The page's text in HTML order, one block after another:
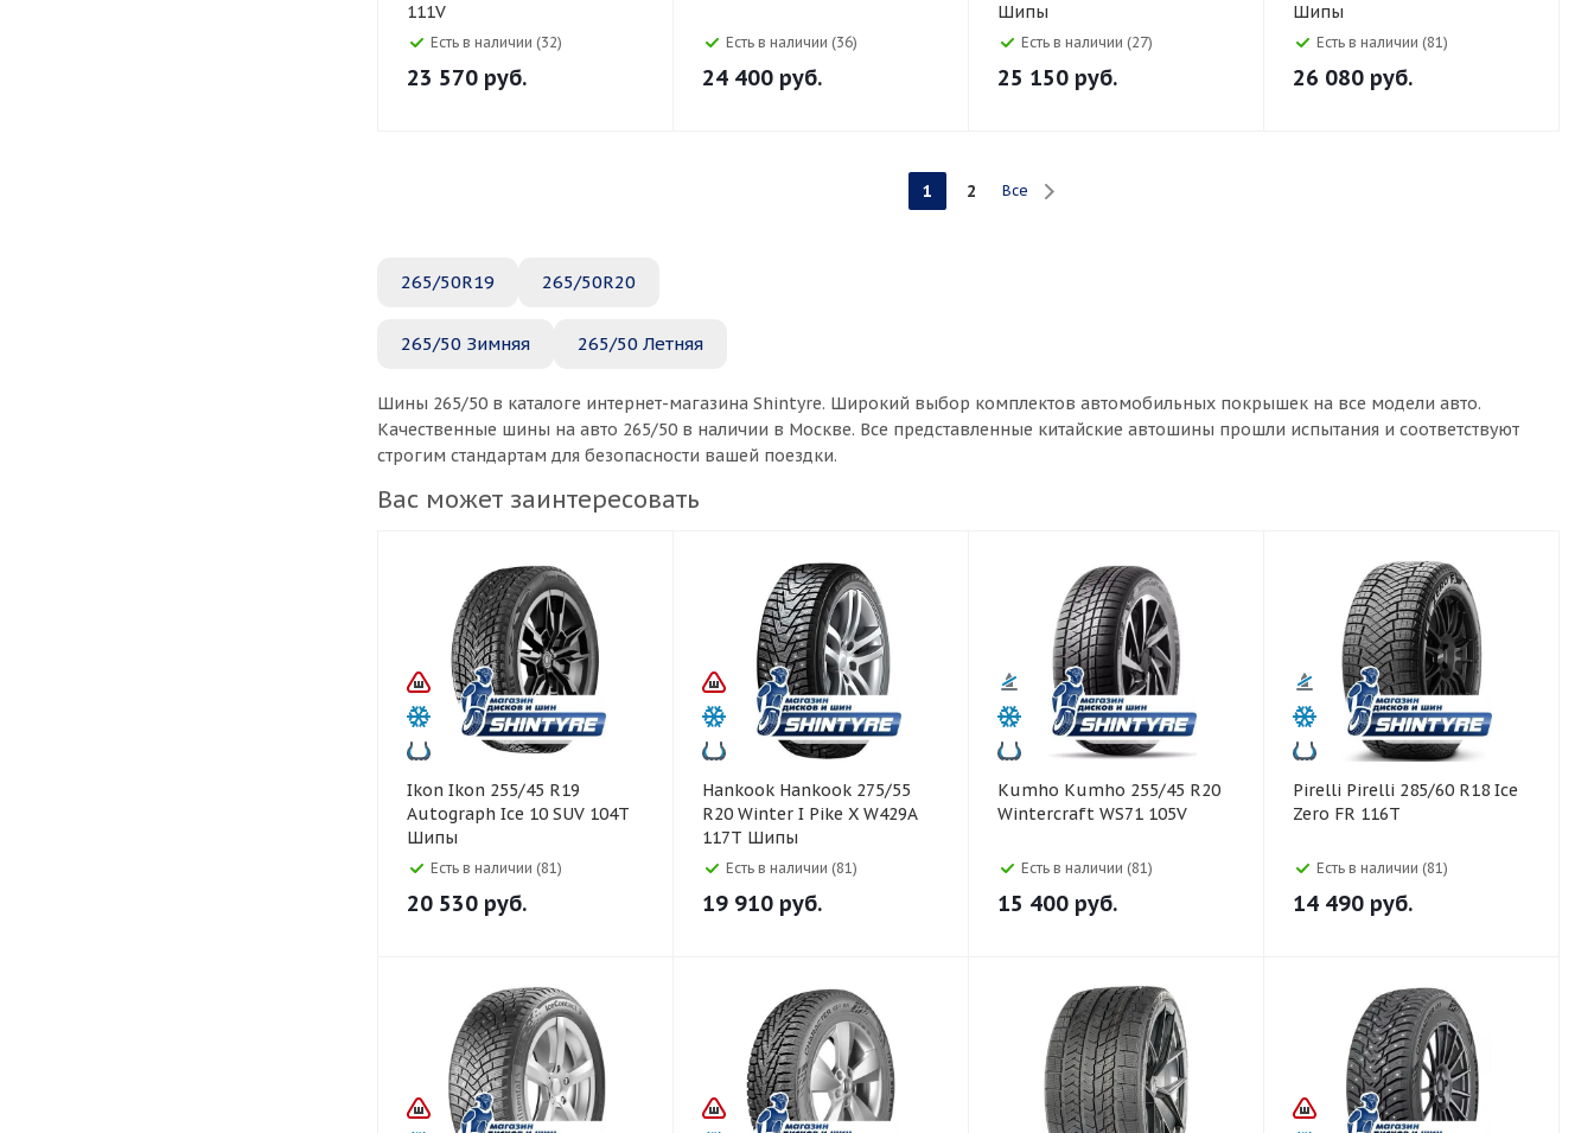
111V
Есть в наличии (32)
23 570 руб.
Есть в наличии (36)
24 400 руб.
Шипы
Есть в наличии (27)
25 150 руб.
Шипы
Есть в наличии (81)
26 080 руб.
1 2 Все
265/50R19 265/50R20
265/50 Зимняя 265/50 Летняя
Шины 265/50 в каталоге интернет-магазина Shintyre. Широкий выбор комплектов автомобильных покрышек на все модели авто.
Качественные шины на авто 265/50 в наличии в Москве. Все представленные китайские автошины прошли испытания и соответствуют
строгим стандартам для безопасности вашей поездки.
Вас может заинтересовать
Ikon Ikon 255/45 R19
Autograph Ice 10 SUV 104T
Шипы
Есть в наличии (81)
20 530 руб.
Hankook Hankook 275/55
R20 Winter I Pike X W429A
117T Шипы
Есть в наличии (81)
19 910 руб.
Kumho Kumho 255/45 R20
Wintercraft WS71 105V
Есть в наличии (81)
15 400 руб.
Pirelli Pirelli 285/60 R18 Ice
Zero FR 116T
Есть в наличии (81)
14 490 руб.